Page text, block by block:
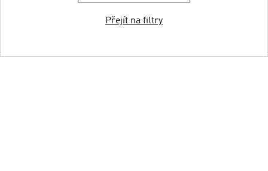
Přejít na filtry